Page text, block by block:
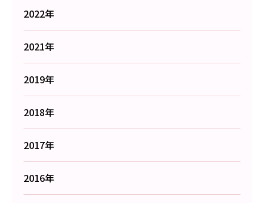
2022年
2021年
2019年
2018年
2017年
2016年